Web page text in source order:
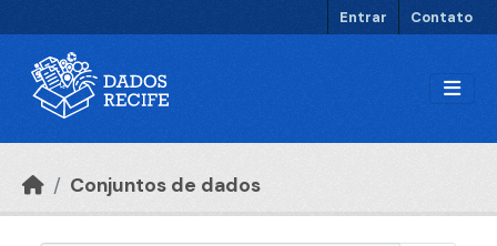
Entrar Contato
Conjuntos de dados